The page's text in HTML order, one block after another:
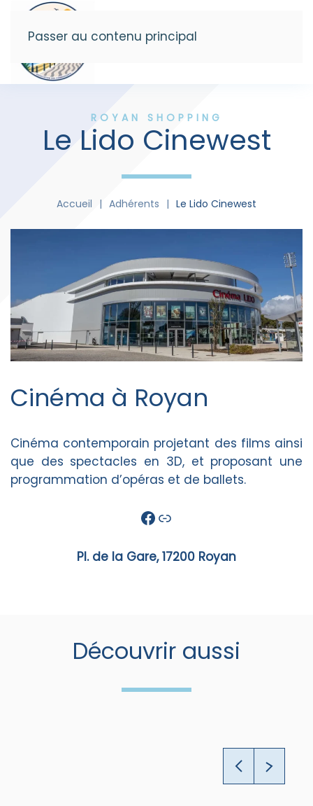
Passer au contenu principal
ROYAN SHOPPING
Le Lido Cinewest
Accueil Adhérents Le Lido Cinewest
Cinéma à Royan
Cinéma contemporain projetant des films ainsi
que des spectacles en 3D, et proposant une
programmation d’opéras et de ballets.
Facebook
Lien
Pl. de la Gare, 17200 Royan
Découvrir aussi